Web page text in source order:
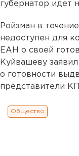
губернатор идет
Ройзман в
недоступен для
ЕАН о своей
Куйвашеву заявил
о готовности
представители
Общество